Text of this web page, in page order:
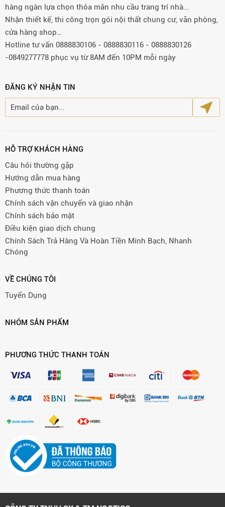
hàng ngàn lựa chọn thỏa mãn nhu cầu trang trí nhà...
Nhận thiết kế, thi công trọn gói nội thất chung cư, văn phòng,
cửa hàng shop…
Hotline tư vấn 0888830106 - 0888830116 - 0888830126
-0849277778 phục vụ từ 8AM đến 10PM mỗi ngày
ĐĂNG KÝ NHẬN TIN
HỖ TRỢ KHÁCH HÀNG
Câu hỏi thường gặp
Hướng dẫn mua hàng
Phương thức thanh toán
Chính sách vận chuyển và giao nhận
Chính sách bảo mật
Điều kiện giao dịch chung
Chính Sách Trả Hàng Và Hoàn Tiền Minh Bạch, Nhanh
Chóng
VỀ CHÚNG TÔI
Tuyển Dụng
NHÓM SẢN PHẨM
PHƯƠNG THỨC THANH TOÁN